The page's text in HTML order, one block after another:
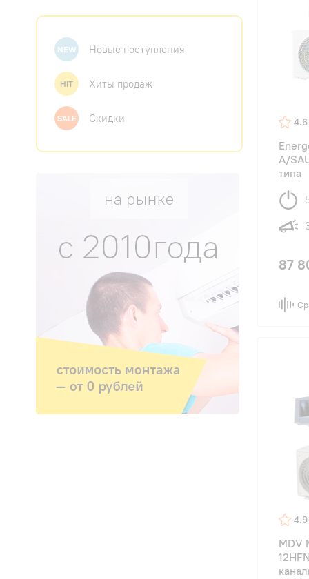
NEW Новые поступления
HIT Хиты продаж
SALE Скидки 4.6
A/
типа
87
4.9
MDV